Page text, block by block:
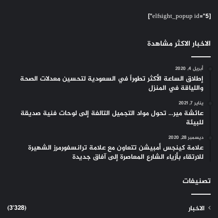
[elfsight_popup id="5"]
الاخبار الاكثر مشاهدة
أبريل 4, 2020
إطلاق الساعة الأكثر تطوراً في السعودية لتحسين معدلات الصحة
واللياقة في المنزل
يناير 7, 2021
عائشة مير… تحول مواد التجميل التالفة إلى لوحات فنية صديقة
للبيئة
ديسمبر 28, 2020
علامة كينجس أمبيشن تتعاون مع علامة ترانسفورمرز الشهيرة
للارتقاء بأزياء الشارع المعاصرة إلى آفاق جديدة
تصنيفات
الاخبار
(3٬328)